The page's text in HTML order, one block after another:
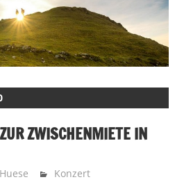
ZWISCHENMIETE IN
Huese Konzert